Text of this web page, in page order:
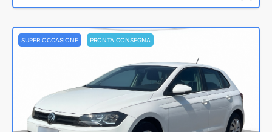
SUPER OCCASIONE PRONTA CONSEGNA